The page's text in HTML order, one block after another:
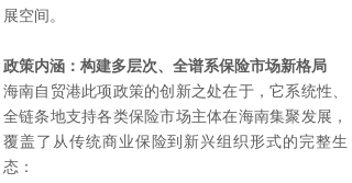
展空间。
政策内涵：构建多层次、全谱系保险市场新格局
海南自贸港此项政策的创新之处在于，它系统性、
全链条地支持各类保险市场主体在海南集聚发展，
覆盖了从传统商业保险到新兴组织形式的完整生
态：